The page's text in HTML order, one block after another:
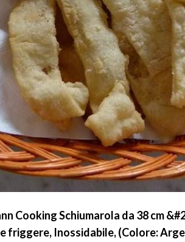
Cooking Schiumarola da 38 cm
friggere, Inossidabile, (Colore: